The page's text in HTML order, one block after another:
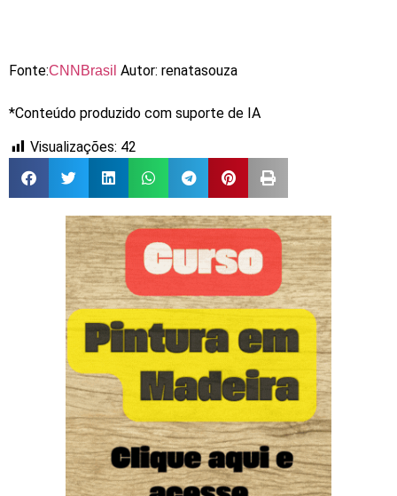
Fonte:CNNBrasil Autor: renatasouza
*Conteúdo produzido com suporte de IA
Visualizações: 42